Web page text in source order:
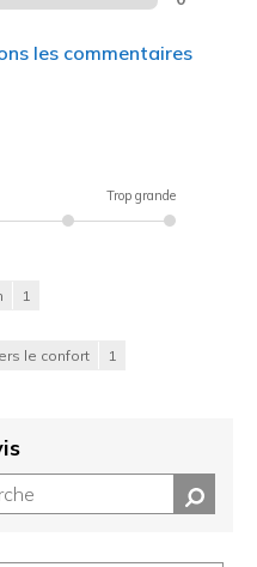
les commentaires
Trop grande
1
le confort 1